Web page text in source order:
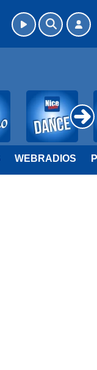
WEBRADIOS